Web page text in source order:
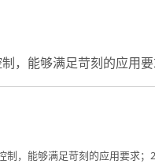
，能够满足苛刻的应用要
，能够满足苛刻的应用要求；